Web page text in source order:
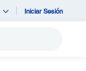
Iniciar Sesión